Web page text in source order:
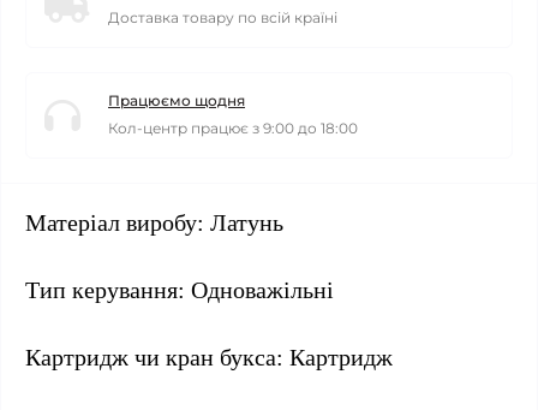
Доставка товару по всій країні
Працюємо щодня
Кол-центр працює з 9:00 до 18:00
Матеріал виробу: Латунь
Тип керування: Одноважільні
Картридж чи кран букса: Картридж